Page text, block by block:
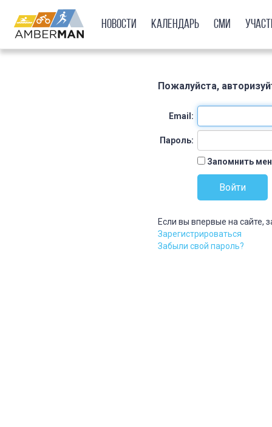
Новости Календарь СМИ
Пожалуйста,
Email:
Пароль:
Запомнить
Если вы впервые на сайте,
Зарегистрироваться
Забыли свой пароль?